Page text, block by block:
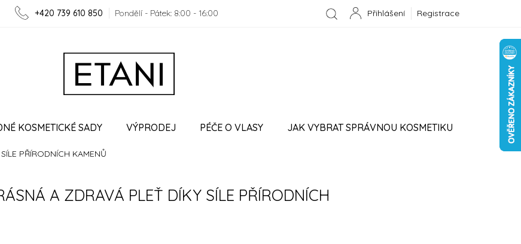
+420 739 610 850 Pondělí - Pátek: 8:00 - 16:00 Registrace
KOSMETICKÉ SADY VÝPRODEJ PÉČE O VLASY JAK VYBRAT SPRÁVNOU KOSMETIKU
O ETANI VĚRNOSTNÍ PROGRAM
PŘÍRODNÍCH KAMENŮ
A ZDRAVÁ PLEŤ DÍKY SÍLE PŘÍRODNÍCH